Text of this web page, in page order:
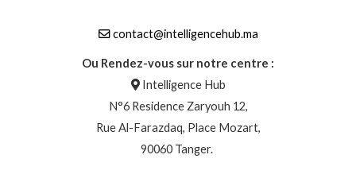
contact@intelligencehub.ma
Ou Rendez-vous sur notre centre :
Intelligence Hub
N°6 Residence Zaryouh 12,
Rue Al-Farazdaq, Place Mozart,
90060 Tanger.